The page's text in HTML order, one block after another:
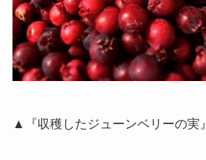
▲『収穫したジューンベリーの実』